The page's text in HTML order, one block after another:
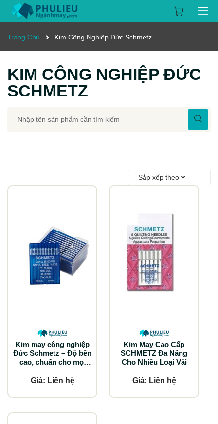
Trang Chủ Kim Công Nghiệp Đức Schmetz
KIM CÔNG NGHIỆP ĐỨC
SCHMETZ
Sắp xếp theo
Kim may công nghiệp
Đức Schmetz – Độ bền
cao, chuẩn cho mọi
Giá: Liên hệ
Kim May Cao Cấp
SCHMETZ Đa Năng
Cho Nhiều Loại Vãi
Giá: Liên hệ